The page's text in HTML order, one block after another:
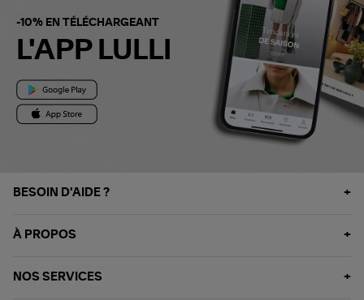
-10% EN TÉLÉCHARGEANT
L'APP LULLI
BESOIN D'AIDE ?
À PROPOS
NOS SERVICES